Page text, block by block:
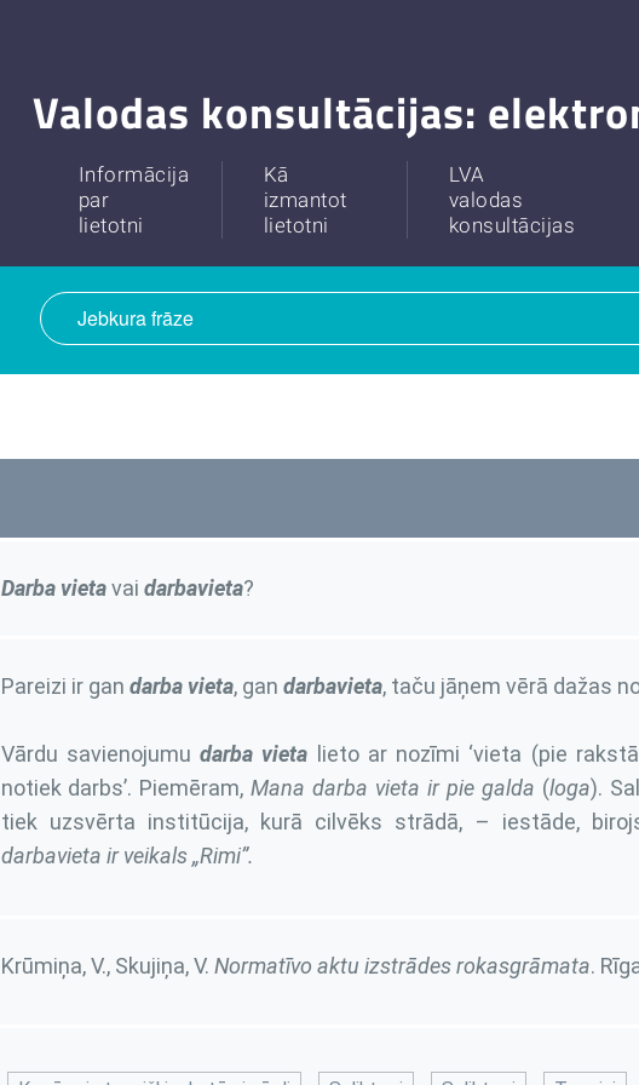
Valodas konsultācijas:
Informācija
par
lietotni
Kā
izmantot
lietotni
LVA
valodas
konsultācijas
Darba vietavai darbavieta?
Pareizi ir gan darba vieta, gan darbavieta, taču jāņem vērā dažas
Vārdu savienojumudarba vieta lieto ar nozīmi ‘vieta (pie
notiek darbs’. Piemēram,Mana darba vieta ir pie galda (loga).
tiek uzsvērta institūcija, kurā cilvēks strādā, – iestāde,
darbavieta ir veikals „Rimi”.
Krūmiņa, V., Skujiņa, V. Normatīvo aktu izstrādes rokasgrāmata.